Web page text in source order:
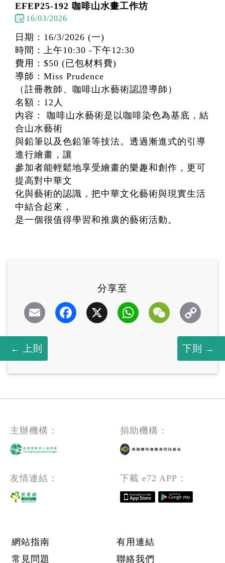
EFEP25-192 咖啡山水畫工作坊
16/03/2026
日期：16/3/2026 (一)
時間：上午10:30 -下午12:30
費用：$50 (已包材料費)
導師：Miss Prudence
（註冊教師、咖啡山水藝術認證導師）
名額：12人
內容： 咖啡山水藝術是以咖啡染色為基底，結
合山水藝術
與鉛筆以及色鉛筆等技法。透過漸進式的引導
進行繪畫，讓
參加者能輕鬆地享受繪畫的樂趣和創作，更可
提高對中華文
化與藝術的認識，把中華文化藝術與現實生活
中結合起來，
是一個很值得學習和推廣的藝術活動。
上則 下則
分享至
Email Facebook
X WhatsAppWeChat
主辦機構： 捐助機構：
友情連結： 下載 e72 APP：
Footer menu
網站指南
有用連結
常見問題
聯絡我們